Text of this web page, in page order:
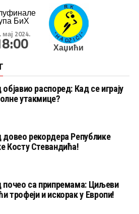
БиХ
мај 2024.
Хаџићи
објавио распоред: Кад се играју
утакмице?
довео рекордера Републике
Косту Стевандића!
почео са припремама: Циљеви
трофеји и искорак у Европи!